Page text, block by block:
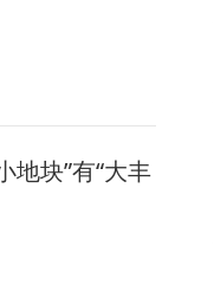
地块”有“大丰